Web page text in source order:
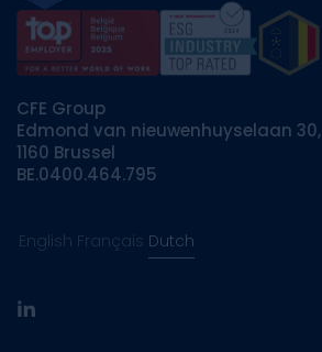
CFE Group
Edmond van nieuwenhuyselaan 30,
1160 Brussel
BE.0400.464.795
English Français Dutch
linkedin